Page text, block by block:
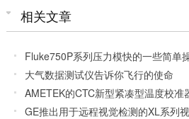
相关文章
Fluke750P系列压力模快的一些简单
大气数据测试仪告诉你飞行的使命
AMETEK的CTC新型紧凑型温度校准
和提高精度
GE推出用于远程视觉检测的XL系列